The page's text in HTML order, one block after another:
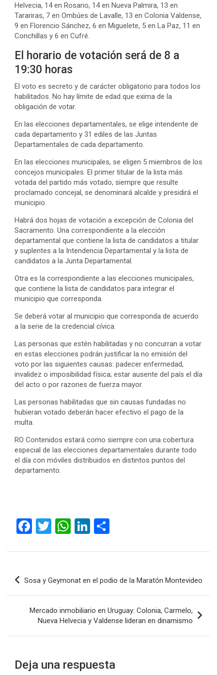
Helvecia, 14 en Rosario, 14 en Nueva Palmira, 13 en
Tarariras, 7 en Ombúes de Lavalle, 13 en Colonia Valdense,
9 en Florencio Sánchez, 6 en Miguelete, 5 en La Paz, 11 en
Conchillas y 6 en Cufré.
El horario de votación será de 8 a
19:30 horas
El voto es secreto y de carácter obligatorio para todos los
habilitados. No hay límite de edad que exima de la
obligación de votar.
En las elecciones departamentales, se elige intendente de
cada departamento y 31 ediles de las Juntas
Departamentales de cada departamento.
En las elecciones municipales, se eligen 5 miembros de los
concejos municipales. El primer titular de la lista más
votada del partido más votado, siempre que resulte
proclamado concejal, se denominará alcalde y presidirá el
municipio.
Habrá dos hojas de votación a excepción de Colonia del
Sacramento. Una correspondiente a la elección
departamental que contiene la lista de candidatos a titular
y suplentes a la Intendencia Departamental y la lista de
candidatos a la Junta Departamental.
Otra es la correspondiente a las elecciones municipales,
que contiene la lista de candidatos para integrar el
municipio que corresponda.
Se deberá votar al municipio que corresponda de acuerdo
a la serie de la credencial cívica.
Las personas que estén habilitadas y no concurran a votar
en estas elecciones podrán justificar la no emisión del
voto por las siguientes causas: padecer enfermedad,
invalidez o imposibilidad física; estar ausente del país el día
del acto o por razones de fuerza mayor.
Las personas habilitadas que sin causas fundadas no
hubieran votado deberán hacer efectivo el pago de la
multa.
RO Contenidos estará como siempre con una cobertura
especial de las elecciones departamentales durante todo
el día con móviles distribuidos en distintos puntos del
departamento.
F
ce
o
o
k
T
tt
W
at
A
p
p
Li
ke
n
m
ar
tir
Navegación
de
Sosa y Geymonat en el podio de la Maratón Montevideo
Mercado inmobiliario en Uruguay: Colonia, Carmelo,
Nueva Helvecia y Valdense lideran en dinamismo
Deja una respuesta